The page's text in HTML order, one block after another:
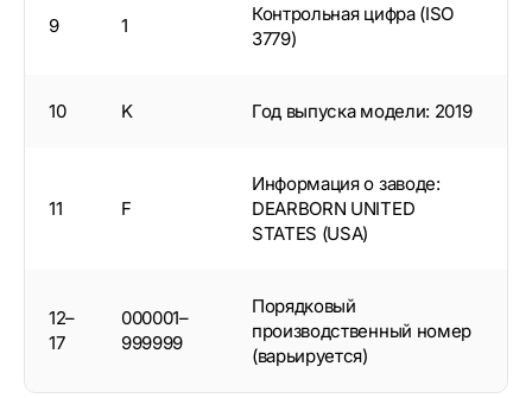
9 1
Контрольная цифра (ISO
3779)
10 K Год выпуска модели: 2019
11 F
Информация о заводе:
DEARBORN UNITED
STATES (USA)
12–
17
000001–
999999
Порядковый
производственный номер
(варьируется)